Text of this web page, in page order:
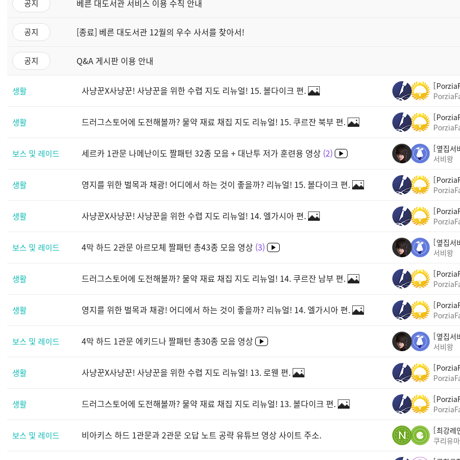
공지 베른 대도서관 서비스 이용 수칙 안내
공지 [종료] 베른 대도서관 12월의 우수 사서를 찾아서!
공지 Q&A 게시판 이용 안내
생활 사냥꾼X사냥꾼! 사냥꾼을 위한 수렵 지도 리뉴얼! 15. 볼다이크 편.
생활 드러그스토어에 도전해볼까? 물약 재료 채집 지도 리뉴얼! 15. 쿠르잔 북부 편.
보스 및 레이드 세르카 1관문 나메난이도 짤패턴 32종 모음 + 대난투 저가 훈련용 영상 2
옆집서
서비왕
생활 영지를 위한 벌목과 채광! 어디에서 하는 것이 좋을까? 리뉴얼! 15. 볼다이크 편.
생활 사냥꾼X사냥꾼! 사냥꾼을 위한 수렵 지도 리뉴얼! 14. 엘가시아 편.
보스 및 레이드 4막 하드 2관문 아르모체 짤패턴 총43종 모음 영상 3
옆집서
서비왕
생활 드러그스토어에 도전해볼까? 물약 재료 채집 지도 리뉴얼! 14. 쿠르잔 남부 편.
생활 영지를 위한 벌목과 채광! 어디에서 하는 것이 좋을까? 리뉴얼! 14. 엘가시아 편.
보스 및 레이드 4막 하드 1관문 에키드나 짤패턴 총30종 모음 영상
옆집서
서비왕
생활 사냥꾼X사냥꾼! 사냥꾼을 위한 수렵 지도 리뉴얼! 13. 로웬 편.
생활 드러그스토어에 도전해볼까? 물약 재료 채집 지도 리뉴얼! 13. 볼다이크 편.
보스 및 레이드 비아키스 하드 1관문과 2관문 오답 노트 공략 유튜브 영상 사이트 주소.
최강레
쿠리유마